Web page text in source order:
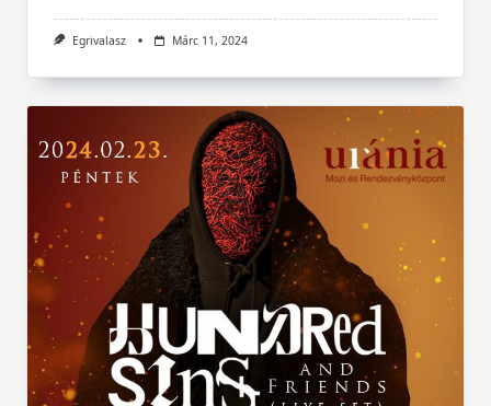
Egrivalasz Márc 11, 2024